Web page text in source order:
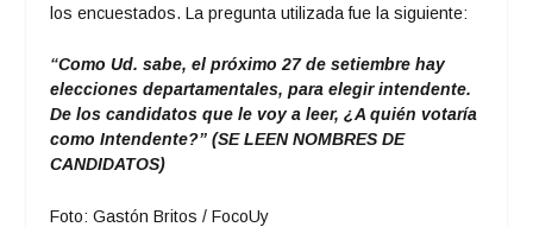
los encuestados. La pregunta utilizada fue la siguiente:
“Como Ud. sabe, el próximo 27 de setiembre hay
elecciones departamentales, para elegir intendente.
De los candidatos que le voy a leer, ¿A quién votaría
como Intendente?” (SE LEEN NOMBRES DE
CANDIDATOS)
Foto: Gastón Britos / FocoUy